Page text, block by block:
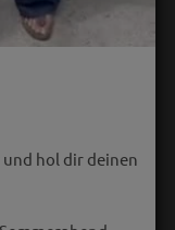
hol dir deinen